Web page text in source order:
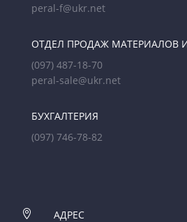
peral-f@ukr.net
ОТДЕЛ ПРОДАЖ МАТЕРИАЛОВ
(097) 487-18-70
peral-sale@ukr.net
БУХГАЛТЕРИЯ
(097) 746-78-82

АДРЕС